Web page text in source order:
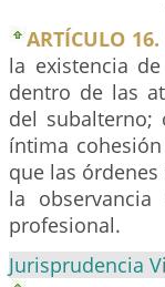
ARTÍCULO
la existencia
dentro de las
del subalterno;
íntima
que las
la
profesional.
Jurisprudencia